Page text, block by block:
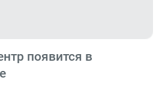
появится в